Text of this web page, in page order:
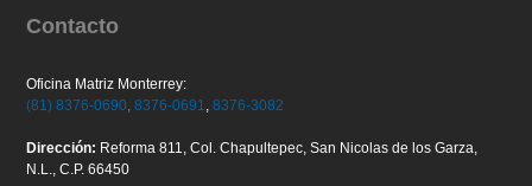
Contacto
Oficina Matriz Monterrey:
(81) 8376-0690 8376-0691 8376-3082
Dirección: Reforma 811, Col. Chapultepec, San Nicolas de los Garza,
N.L., C.P. 66450